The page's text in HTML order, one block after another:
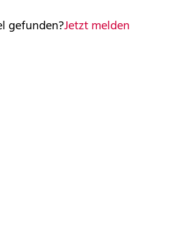
gefunden?Jetzt melden